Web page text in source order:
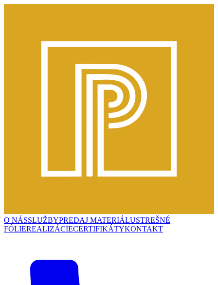
O NÁSSLUŽBYPREDAJ MATERIÁLUSTREŠNÉ
FÓLIEREALIZÁCIECERTIFIKÁTYKONTAKT